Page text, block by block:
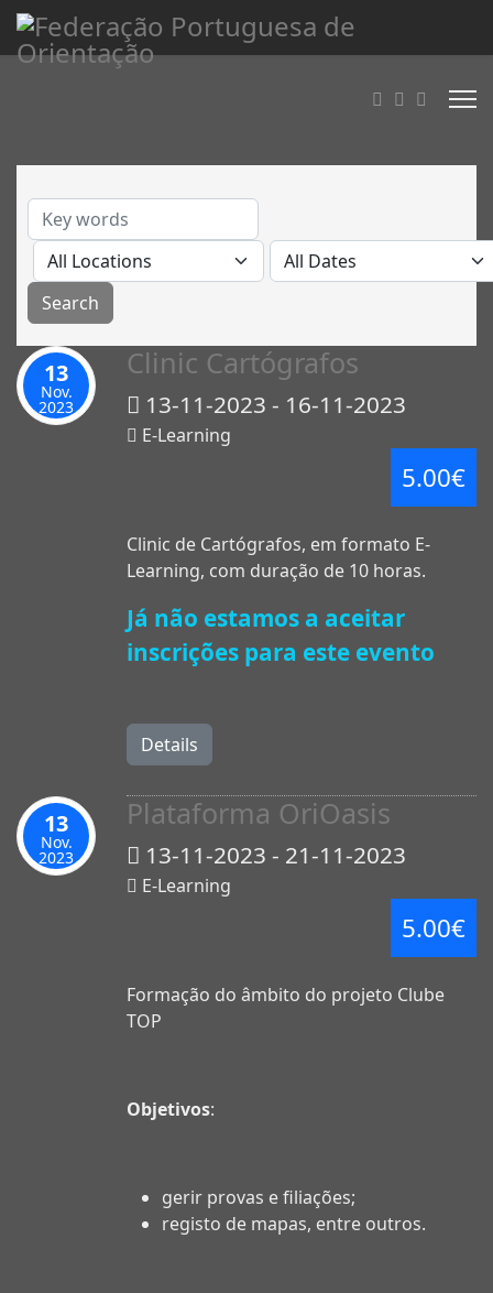
13
Nov.
2023
Clinic Cartógrafos
13-11-2023 - 16-11-2023
E-Learning
5.00€
Clinic de Cartógrafos, em formato E-
Learning, com duração de 10 horas.
Já não estamos a aceitar
inscrições para este evento
Details
13
Nov.
2023
Plataforma OriOasis
13-11-2023 - 21-11-2023
E-Learning
5.00€
Formação do âmbito do projeto Clube
TOP
Objetivos:
gerir provas e filiações;
registo de mapas, entre outros.